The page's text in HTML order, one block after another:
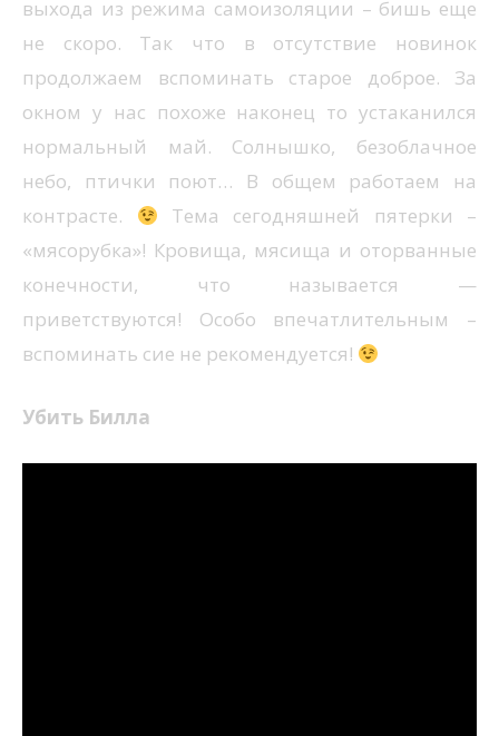
выхода из режима самоизоляции – бишь еще
не скоро. Так что в отсутствие новинок
продолжаем вспоминать старое доброе. За
окном у нас похоже наконец то устаканился
нормальный май. Солнышко, безоблачное
небо, птички поют… В общем работаем на
контрасте.
Тема сегодняшней пятерки –
«мясорубка»! Кровища, мясища и оторванные
конечности, что называется —
приветствуются! Особо впечатлительным –
вспоминать сие не рекомендуется!
Убить Билла